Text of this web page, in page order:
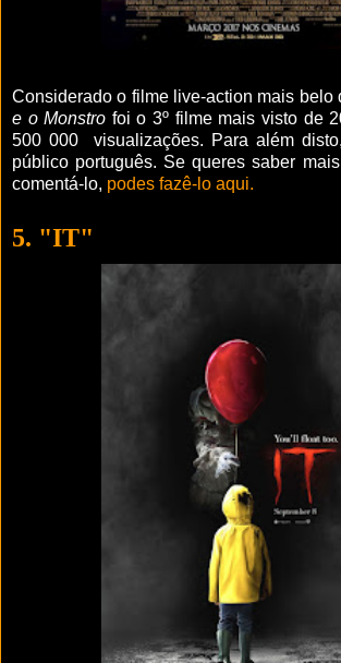
Considerado o filme live-action mais belo
e o Monstro foi o 3º filme mais visto de
500 000 visualizações. Para além
público português. Se queres saber
comentá-lo, podes fazê-lo aqui.
5. "IT"